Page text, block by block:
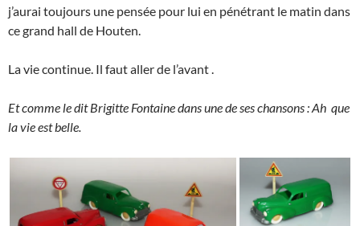
j’aurai toujours une pensée pour lui en pénétrant le matin dans
ce grand hall de Houten.
La vie continue. Il faut aller de l’avant .
Et comme le dit Brigitte Fontaine dans une de ses chansons : Ah que
la vie est belle.